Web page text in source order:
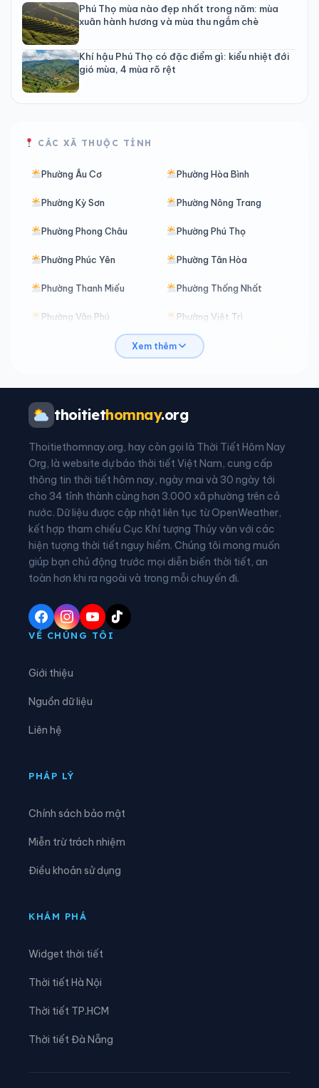
Phú Thọ mùa nào đẹp nhất trong năm: mùa
xuân hành hương và mùa thu ngắm chè
Khí hậu Phú Thọ có đặc điểm gì: kiểu nhiệt đới
gió mùa, 4 mùa rõ rệt
CÁC XÃ THUỘC TỈNH
Phường Âu Cơ Phường Hòa Bình
Phường Kỳ Sơn Phường Nông Trang
Phường Phong Châu Phường Phú Thọ
Phường Phúc Yên Phường Tân Hòa
Phường Thanh Miếu Phường Thống Nhất
Phường Vân Phú Phường Việt Trì
Phường Vĩnh Phúc Phường Vĩnh Yên
Xã An Nghĩa
Xã Bằng Luân
Xã Bình Nguyên Xã Bình Phú
Xã Bình Tuyền Xã Bình Xuyên
Xã Cẩm Khê Xã Cao Dương
Xã Cao Phong Xã Cao Sơn
Xã Chân Mộng Xã Chí Đám
Xã Chí Tiên
Xã Đà Bắc
Xã Đức Nhàn
Xã Hợp Lý
Xem thêm
thoitiethomnay.org
Thoitiethomnay.org, hay còn gọi là Thời Tiết Hôm Nay
Org, là website dự báo thời tiết Việt Nam, cung cấp
thông tin thời tiết hôm nay, ngày mai và 30 ngày tới
cho 34 tỉnh thành cùng hơn 3.000 xã phường trên cả
nước. Dữ liệu được cập nhật liên tục từ OpenWeather,
kết hợp tham chiếu Cục Khí tượng Thủy văn với các
hiện tượng thời tiết nguy hiểm. Chúng tôi mong muốn
giúp bạn chủ động trước mọi diễn biến thời tiết, an
toàn hơn khi ra ngoài và trong mỗi chuyến đi.
VỀ CHÚNG TÔI
Giới thiệu
Nguồn dữ liệu
Liên hệ
PHÁP LÝ
Chính sách bảo mật
Miễn trừ trách nhiệm
Điều khoản sử dụng
KHÁM PHÁ
Widget thời tiết
Thời tiết Hà Nội
Thời tiết TP.HCM
Thời tiết Đà Nẵng